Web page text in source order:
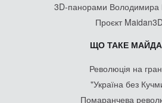
3D-панорами Володимира
Проєкт
ЩО ТАКЕ
Революція на
"Україна без
Помаранчева